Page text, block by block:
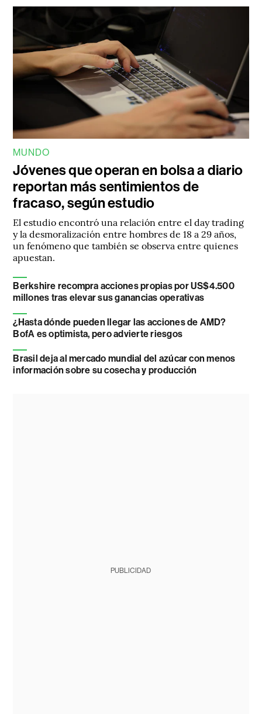
MUNDO
Jóvenes que operan en bolsa a diario
reportan más sentimientos de
fracaso, según estudio
El estudio encontró una relación entre el day trading
y la desmoralización entre hombres de 18 a 29 años,
un fenómeno que también se observa entre quienes
apuestan.
Berkshire recompra acciones propias por US$4.500
millones tras elevar sus ganancias operativas
¿Hasta dónde pueden llegar las acciones de AMD?
BofA es optimista, pero advierte riesgos
Brasil deja al mercado mundial del azúcar con menos
información sobre su cosecha y producción
PUBLICIDAD